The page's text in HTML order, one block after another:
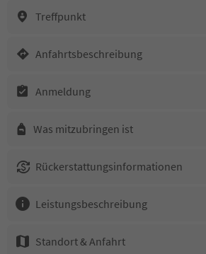
Treffpunkt
Anfahrtsbeschreibung
Anmeldung
Was mitzubringen ist
Rückerstattungsinformationen
Leistungsbeschreibung
Standort & Anfahrt